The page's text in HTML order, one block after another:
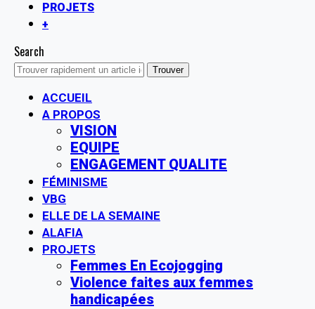
PROJETS
+
Search
ACCUEIL
A PROPOS
VISION
EQUIPE
ENGAGEMENT QUALITE
FÉMINISME
VBG
ELLE DE LA SEMAINE
ALAFIA
PROJETS
Femmes En Ecojogging
Violence faites aux femmes
handicapées